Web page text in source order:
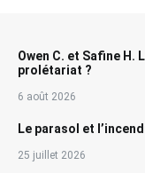
Owen C. et Safine H.
prolétariat ?
6 août 2026
Le parasol et
25 juillet 2026